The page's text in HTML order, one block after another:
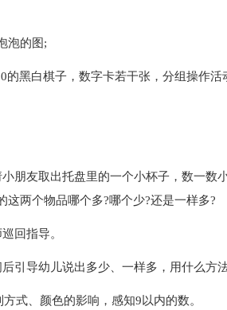
泡的图;
的黑白棋子，数字卡若干张，分组操作活
朋友取出托盘里的一个小杯子，数一数
这两个物品哪个多?哪个少?还是一样多?
回指导。
引导幼儿说出多少、一样多，用什么方法
式、颜色的影响，感知9以内的数。